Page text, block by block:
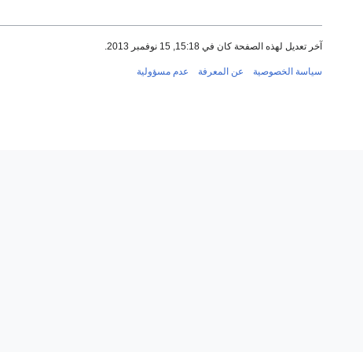
آخر تعديل لهذه الصفحة كان في 15:18, 15 نوفمبر 2013.
سياسة الخصوصية عن المعرفة عدم مسؤولية